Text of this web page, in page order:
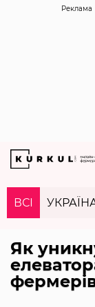
Реклама
ВСІ
Як